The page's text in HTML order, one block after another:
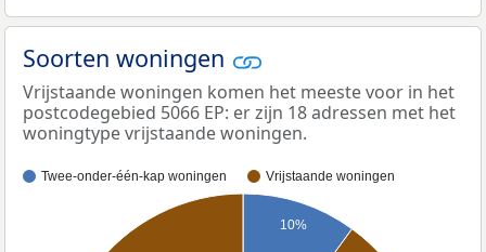
Soorten woningen
Vrijstaande woningen komen het meeste voor in het
postcodegebied 5066 EP: er zijn 18 adressen met het
woningtype vrijstaande woningen.
Twee-onder-één-kap woningen Vrijstaande woningen
10%